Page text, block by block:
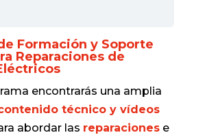
Formación y Soporte
Reparaciones de
encontrarás una amplia
técnico y vídeos
abordar las reparacionese